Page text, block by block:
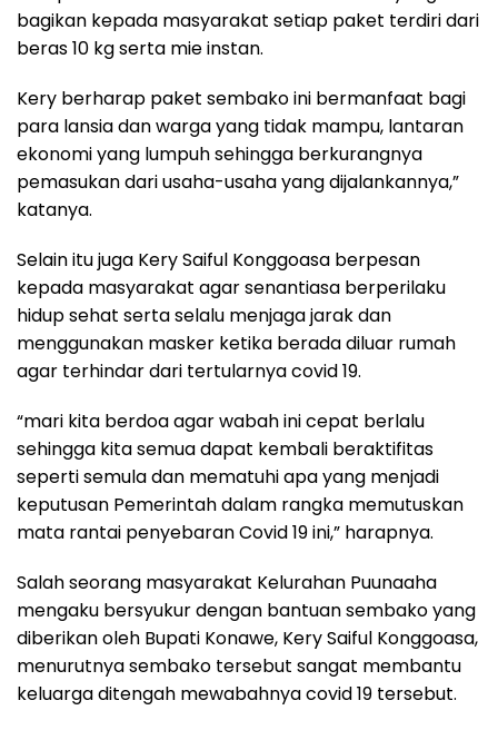
bagikan kepada masyarakat setiap paket terdiri dari
beras 10 kg serta mie instan.
Kery berharap paket sembako ini bermanfaat bagi
para lansia dan warga yang tidak mampu, lantaran
ekonomi yang lumpuh sehingga berkurangnya
pemasukan dari usaha-usaha yang dijalankannya,”
katanya.
Selain itu juga Kery Saiful Konggoasa berpesan
kepada masyarakat agar senantiasa berperilaku
hidup sehat serta selalu menjaga jarak dan
menggunakan masker ketika berada diluar rumah
agar terhindar dari tertularnya covid 19.
“mari kita berdoa agar wabah ini cepat berlalu
sehingga kita semua dapat kembali beraktifitas
seperti semula dan mematuhi apa yang menjadi
keputusan Pemerintah dalam rangka memutuskan
mata rantai penyebaran Covid 19 ini,” harapnya.
Salah seorang masyarakat Kelurahan Puunaaha
mengaku bersyukur dengan bantuan sembako yang
diberikan oleh Bupati Konawe, Kery Saiful Konggoasa,
menurutnya sembako tersebut sangat membantu
keluarga ditengah mewabahnya covid 19 tersebut.